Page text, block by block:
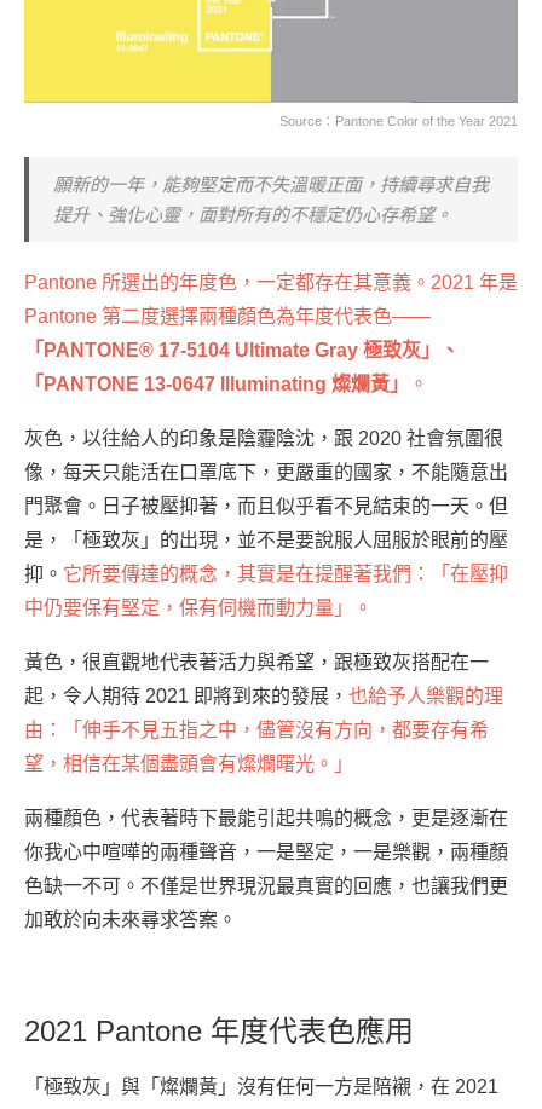
Source： Pantone Color of the Year 2021
願新的一年，能夠堅定而不失溫暖正面，持續尋求自我
提升、強化心靈，面對所有的不穩定仍心存希望。
Pantone 所選出的年度色，一定都存在其意義。2021 年是
Pantone 第二度選擇兩種顏色為年度代表色——
「PANTONE® 17-5104 Ultimate Gray 極致灰」、
「PANTONE 13-0647 Illuminating 燦爛黃」
。
灰色，以往給人的印象是陰霾陰沈，跟 2020 社會氛圍很
像，每天只能活在口罩底下，更嚴重的國家，不能隨意出
門聚會。日子被壓抑著，而且似乎看不見結束的一天。但
是，「極致灰」的出現，並不是要說服人屈服於眼前的壓
抑。 它所要傳達的概念，其實是在提醒著我們：「在壓抑
中仍要保有堅定，保有伺機而動力量」。
黃色，很直觀地代表著活力與希望，跟極致灰搭配在一
起，令人期待 2021 即將到來的發展， 也給予人樂觀的理
由：「伸手不見五指之中，儘管沒有方向，都要存有希
望，相信在某個盡頭會有燦爛曙光。」
兩種顏色，代表著時下最能引起共鳴的概念，更是逐漸在
你我心中喧嘩的兩種聲音，一是堅定，一是樂觀，兩種顏
色缺一不可。不僅是世界現況最真實的回應，也讓我們更
加敢於向未來尋求答案。
2021 Pantone 年度代表色應用
「極致灰」與「燦爛黃」沒有任何一方是陪襯，在 2021